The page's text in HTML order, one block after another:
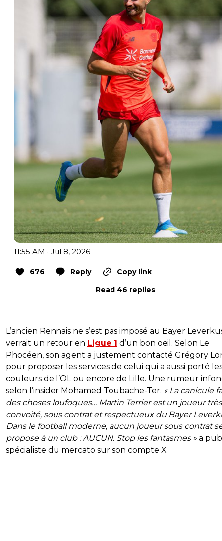
11:55 AM · Jul 8, 2026
676 Reply
Copy link
Read 46 replies
L’ancien Rennais ne s’est pas imposé au Bayer
verrait un retour en Ligue 1 d’un bon oeil. Selon Le
Phocéen, son agent a justement contacté Grégory
pour proposer les services de celui qui a aussi porté les
couleurs de l’OL ou encore de Lille. Une rumeur
selon l’insider Mohamed Toubache-Ter. « La canicule
des choses loufoques… Martin Terrier est un joueur très
convoité, sous contrat et respectueux du Bayer
Dans le football moderne, aucun joueur sous contrat
propose à un club : AUCUN. Stop les fantasmes » a
spécialiste du mercato sur son compte X.